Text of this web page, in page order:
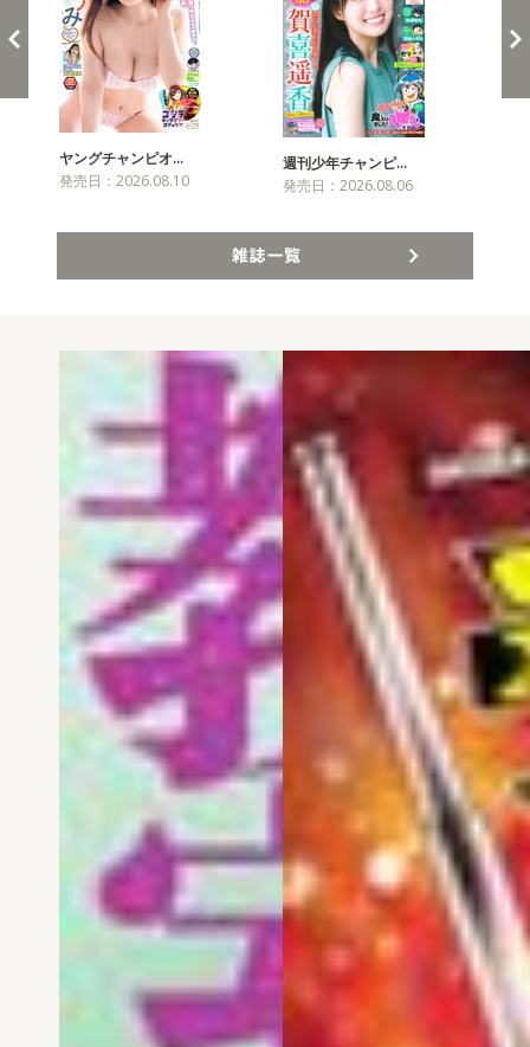
ヤングチャンピオ…
発売日：2026.08.10
週刊少年チャンピ…
発売日：2026.08.06